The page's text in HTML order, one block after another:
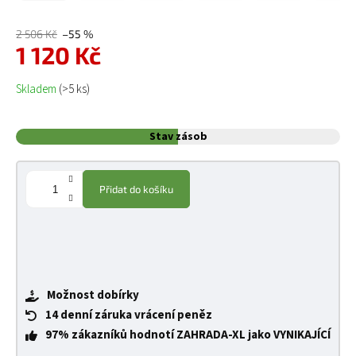
2 506 Kč –55 %
1 120 Kč
Měrná cena:
Skladem (>5 ks)
Stav zásob
Přidat do košíku
Možnost dobírky
14 denní záruka vrácení peněz
97% zákazníků hodnotí ZAHRADA-XL jako VYNIKAJÍCÍ